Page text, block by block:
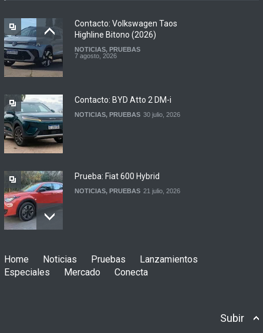
7 agosto, 2026
Argentina y Ecuador
Contacto: Volkswagen Taos
Highline Bitono (2026)
NOTICIAS, PRUEBAS
7 agosto, 2026
Contacto: BYD Atto 2 DM-i
NOTICIAS, PRUEBAS 30 julio, 2026
Prueba: Fiat 600 Hybrid
NOTICIAS, PRUEBAS 21 julio, 2026
NOTICIAS PRUEBAS
Home Noticias Pruebas
Lanzamientos
Especiales
Mercado Conecta
Subir